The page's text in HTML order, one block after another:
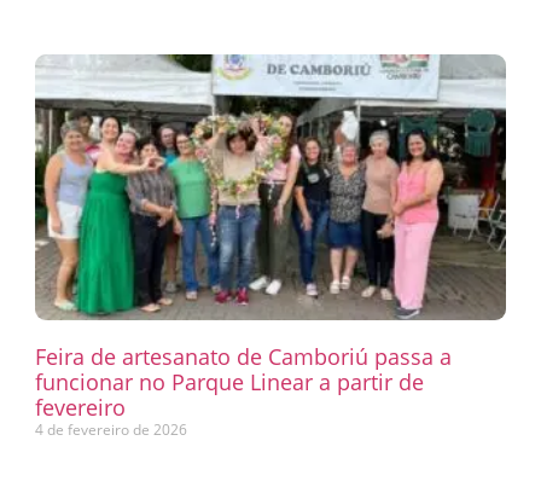
Feira de artesanato de Camboriú passa a
funcionar no Parque Linear a partir de
fevereiro
4 de fevereiro de 2026